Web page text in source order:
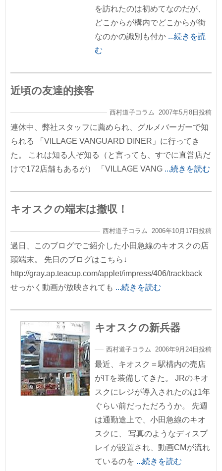
を訪れたのは初めてなのだが、
どこからが構内でどこからが街
なのかの識別も付か ...続きを読
む
近頃の友達的接客
西村道子コラム 2007年5月8日投稿
連休中、弊社スタッフに薦められ、グルメバーガーで知
られる 「VILLAGE VANGUARD DINER」に行ってき
た。 これは知る人ぞ知る（と言っても、すでに直営店だ
けで172店舗もあるが） 「VILLAGE VANG ...続きを読む
キオスクの端末は撤収！
西村道子コラム 2006年10月17日投稿
過日、このブログでご紹介した小田急線のキオスクの店
頭端末。 先日のブログはこちら↓
http://gray.ap.teacup.com/applet/impress/406/trackback
せっかく動画が放映されても ...続きを読む
キオスクの新兵器
西村道子コラム 2006年9月24日投稿
最近、キオスク＝駅構内の売店
がITを装備してきた。 JRのキオ
スクにレジが導入されたのは1年
ぐらい前だっただろうか。 先週
は通勤途上で、小田急線のキオ
スクに、 写真のようなディスプ
レイが設置され、動画CMが流れ
ているのを ...続きを読む